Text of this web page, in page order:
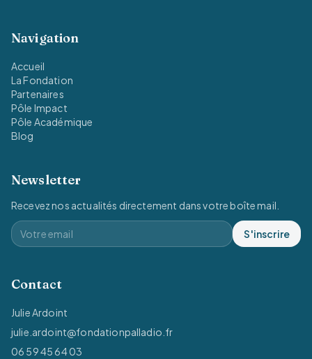
Navigation
Accueil
La Fondation
Partenaires
Pôle Impact
Pôle Académique
Blog
Newsletter
Recevez nos actualités directement dans votre boîte mail.
S'inscrire
Contact
Julie Ardoint
julie.ardoint@fondationpalladio.fr
06 59 45 64 03